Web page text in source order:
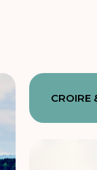
CROIRE